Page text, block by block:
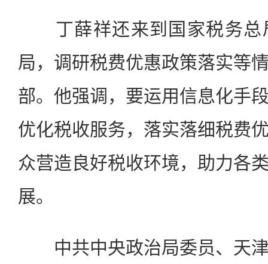
丁薛祥还来到国家税务总
局，调研税费优惠政策落实等
部。他强调，要运用信息化手
优化税收服务，落实落细税费
众营造良好税收环境，助力各
展。
中共中央政治局委员、天津